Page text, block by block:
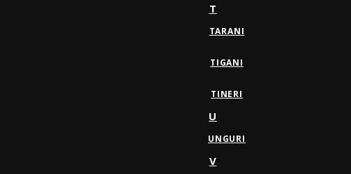
T
TARANI
TIGANI
TINERI
U
UNGURI
V